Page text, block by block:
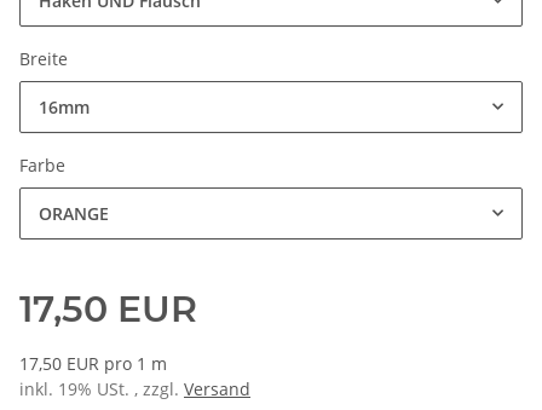
Breite
16mm
Farbe
ORANGE
17,50 EUR
17,50 EUR pro 1 m
inkl. 19% USt. , zzgl. Versand